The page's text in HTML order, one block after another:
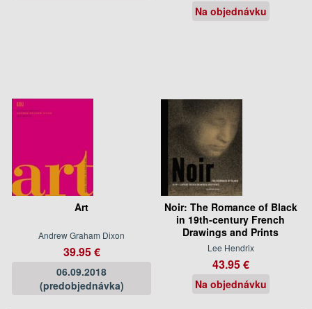
Na objednávku
Art
Andrew Graham Dixon
39.95 €
06.09.2018
(predobjednávka)
Noir: The Romance of Black
in 19th-century French
Drawings and Prints
Lee Hendrix
43.95 €
Na objednávku